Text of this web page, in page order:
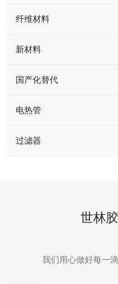
纤维材料
新材料
国产化替代
电热管
过滤器
世林
我们用心做好每一